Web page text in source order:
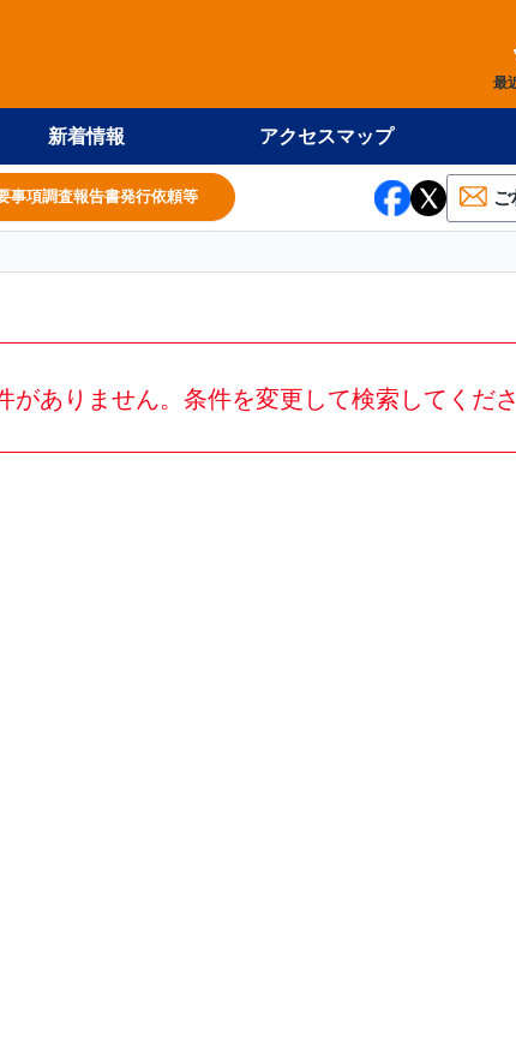
最
新着情報 アクセスマップ
事項調査報告書発行依頼等 ご
がありません。条件を変更して検索してくださ